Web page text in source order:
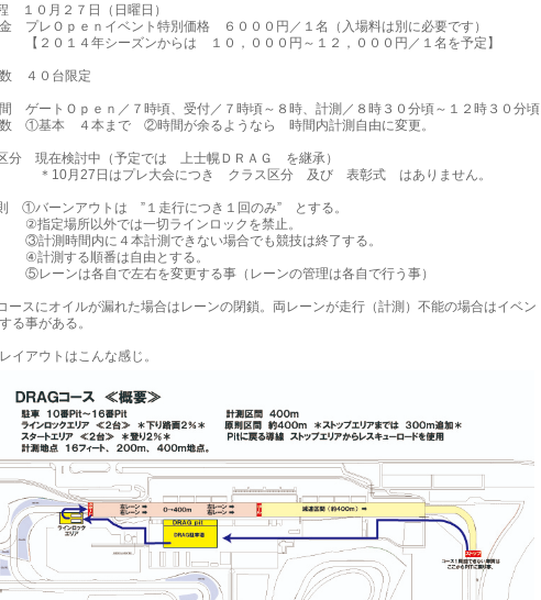
１０月２７日（日曜日）
プレＯｐｅｎイベント特別価格 ６０００円／１名（入場料は別に必要です）
４年シーズンからは １０，０００円～１２，０００円／１名を予定】
４０台限定
ゲートＯｐｅｎ／７時頃、受付／７時頃～８時、計測／８時３０分頃～１２時３０分頃
①基本 ４本まで ②時間が余るようなら 時間内計測自由に変更。
分 現在検討中（予定では 上士幌ＤＲＡＧ を継承）
27日はプレ大会につき クラス区分 及び 表彰式 はありません。
①バーンアウトは ”１走行につき１回のみ” とする。
所以外では一切ラインロックを禁止。
間内に４本計測できない場合でも競技は終了する。
る順番は自由とする。
は各自で左右を変更する事（レーンの管理は各自で行う事）
ースにオイルが漏れた場合はレーンの閉鎖。両レーンが走行（計測）不能の場合はイベン
る事がある。
イアウトはこんな感じ。